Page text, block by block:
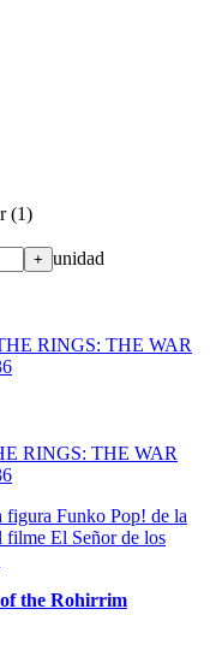
(1)
+ unidad
RINGS: THE WAR
figura Funko Pop! de la
filme El Señor de los
the Rohirrim